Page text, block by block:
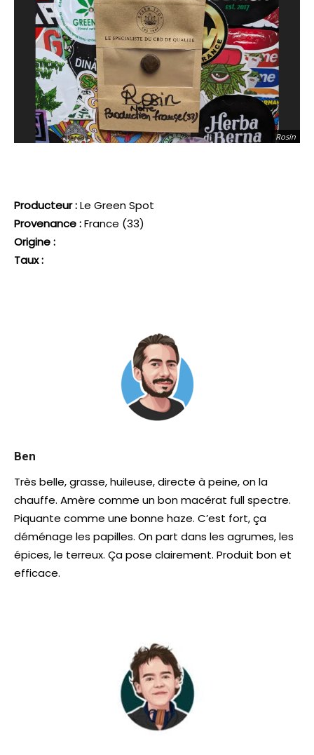
Rosin
Producteur :Le Green Spot
Provenance :France (33)
Origine :
Taux :
Ben
Très belle, grasse, huileuse, directe à peine, on la
chauffe. Amère comme un bon macérat full spectre.
Piquante comme une bonne haze. C’est fort, ça
déménage les papilles. On part dans les agrumes, les
épices, le terreux. Ça pose clairement. Produit bon et
efficace.